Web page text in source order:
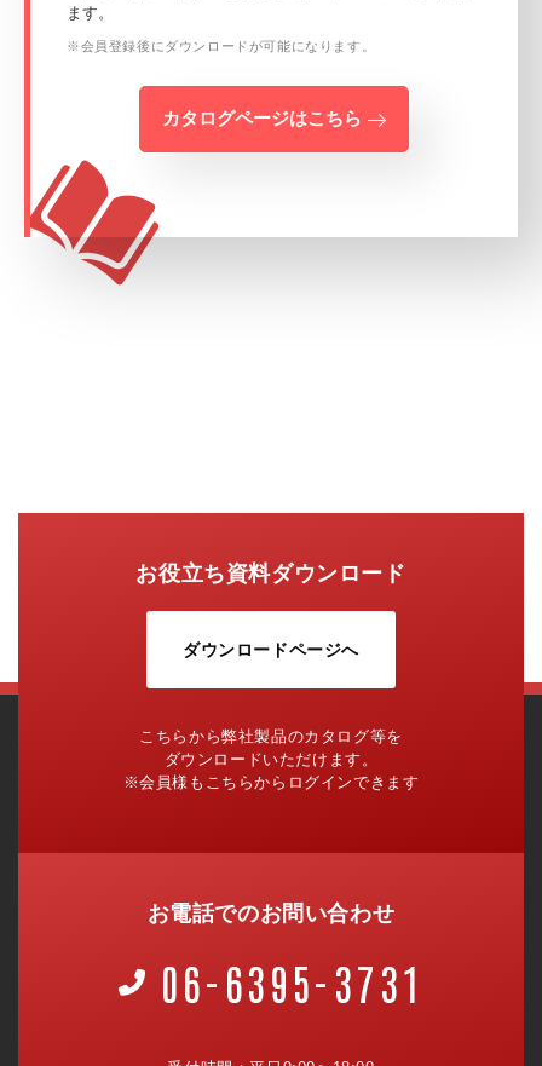
ます。
※会員登録後にダウンロードが可能になります。
カタログページはこちら
お役立ち資料ダウンロード
ダウンロードページへ
こちらから弊社製品のカタログ等を
ダウンロードいただけます。
※会員様もこちらからログインできます
お電話でのお問い合わせ
06-6395-3731